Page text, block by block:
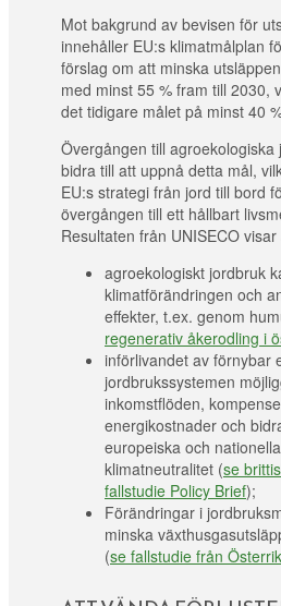
Mot bakgrund av bevisen för
innehåller EU:s klimatmålplan
förslag om att minska
med minst 55 % fram till 2030,
det tidigare målet på minst 40
Övergången till agroekologiska
bidra till att uppnå detta mål,
EU:s strategi från jord till bord
övergången till ett hållbart
Resultaten från UNISECO visar
agroekologiskt jordbruk
klimatförändringen och
effekter, t.ex. genom
regenerativ åkerodling i
införlivandet av förnybar
jordbrukssystemen
inkomstflöden,
energikostnader och
europeiska och
klimatneutralitet (se
fallstudie Policy Brief);
Förändringar i
minska
(se fallstudie från